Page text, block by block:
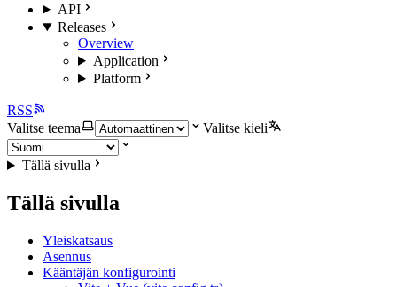
API
Releases
Overview
Application
Platform
RSS
Valitse teema
Valitse kieli
Tällä sivulla
Tällä sivulla
Yleiskatsaus
Asennus
Kääntäjän konfigurointi